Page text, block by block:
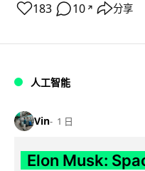
183 10 ↗ 分享
人工智能
Vin 1 日
Elon Musk: